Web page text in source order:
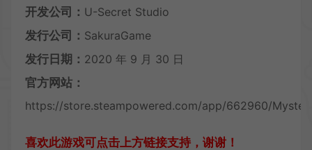
开发公司： U-Secret Studio
发行公司： SakuraGame
发行日期： 2020 年 9 月 30 日
官方网站：
https://store.steampowered.com/app/662960/
喜欢此游戏可点击上方链接支持，谢谢！